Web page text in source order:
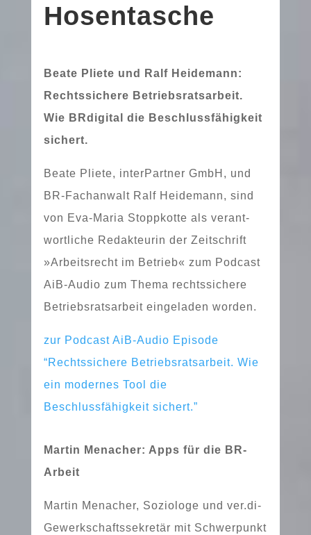
Hosentasche
Beate Pliete und Ralf Heidemann:
Rechtssichere Betriebsratsarbeit.
Wie BRdigital die Beschlussfähigkeit
sichert.
Beate Pliete, interPartner GmbH, und
BR-Fachanwalt Ralf Heidemann, sind
von Eva-Maria Stoppkotte als ver­ant­
wort­li­che Redakteurin der Zeitschrift
»Arbeitsrecht im Betrieb« zum Podcast
AiB-Audio zum Thema rechts­si­che­re
Betriebsratsarbeit ein­ge­la­den worden.
zur Podcast AiB-Audio Episode
“Rechtssichere Betriebsratsarbeit. Wie
ein moder­nes Tool die
Beschlussfähigkeit sichert.”
Martin Menacher: Apps für die BR-
Arbeit
Martin Menacher, Soziologe und ver.di-
Gewerkschaftssekretär mit Schwerpunkt